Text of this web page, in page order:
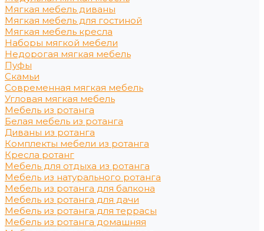
Мягкая мебель диваны
Мягкая мебель для гостиной
Мягкая мебель кресла
Наборы мягкой мебели
Недорогая мягкая мебель
Пуфы
Скамьи
Современная мягкая мебель
Угловая мягкая мебель
Мебель из ротанга
Белая мебель из ротанга
Диваны из ротанга
Комплекты мебели из ротанга
Кресла ротанг
Мебель для отдыха из ротанга
Мебель из натурального ротанга
Мебель из ротанга для балкона
Мебель из ротанга для дачи
Мебель из ротанга для террасы
Мебель из ротанга домашняя